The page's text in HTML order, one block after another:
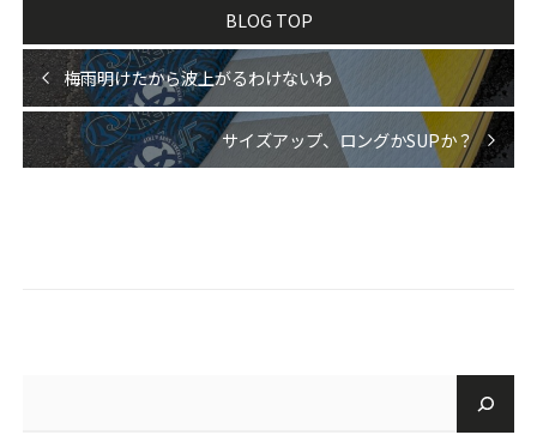
BLOG TOP
梅雨明けたから波上がるわけないわ
サイズアップ、ロングかSUPか？